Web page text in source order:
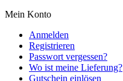
Mein Konto
Anmelden
Registrieren
Passwort vergessen?
Wo ist meine Lieferung?
Gutschein einlösen